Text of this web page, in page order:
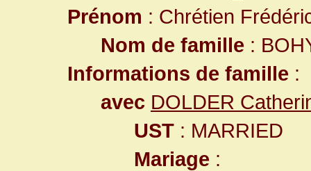
Prénom : Chrétien
Nom de famille :
Informations de famille :
avec DOLDER
UST : MARRIED
Mariage :